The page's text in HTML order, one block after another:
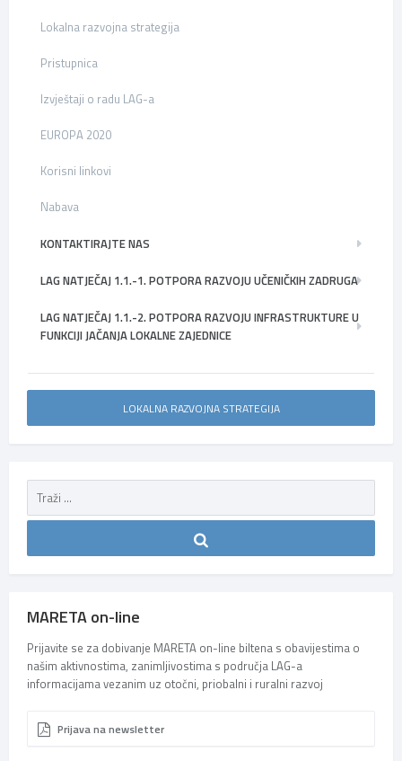
Lokalna razvojna strategija
Pristupnica
Izvještaji o radu LAG-a
EUROPA 2020
Korisni linkovi
Nabava
KONTAKTIRAJTE NAS
LAG NATJEČAJ 1.1.-1. POTPORA RAZVOJU UČENIČKIH ZADRUGA
LAG NATJEČAJ 1.1.-2. POTPORA RAZVOJU INFRASTRUKTURE U
FUNKCIJI JAČANJA LOKALNE ZAJEDNICE
LOKALNA RAZVOJNA STRATEGIJA
MARETA on-line
Prijavite se za dobivanje MARETA on-line biltena s obavijestima o
našim aktivnostima, zanimljivostima s područja LAG-a
informacijama vezanim uz otočni, priobalni i ruralni razvoj
Prijava na newsletter